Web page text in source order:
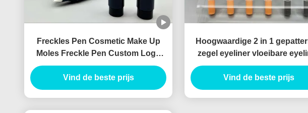
Freckles Pen Cosmetic Make Up
Moles Freckle Pen Custom Logo
OEM Groothandel Freckle Pen
Container
Vind de beste prijs
Hoogwaardige 2 in 1
zegel eyeliner vloeibare
cosmetische eyeliner
canthus marker
Vind de beste prijs